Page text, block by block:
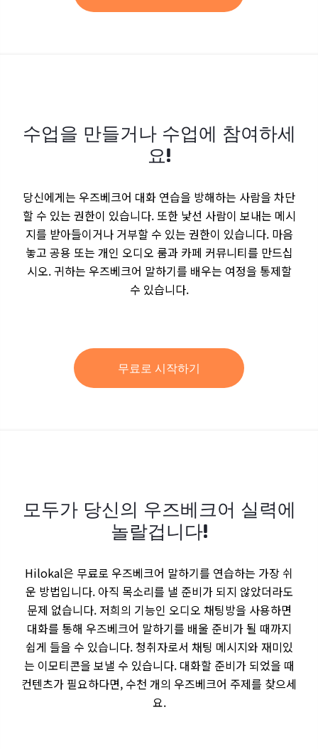
수업을 만들거나 수업에 참여하세
요!
당신에게는 우즈베크어 대화 연습을 방해하는 사람을 차단
할 수 있는 권한이 있습니다. 또한 낯선 사람이 보내는 메시
지를 받아들이거나 거부할 수 있는 권한이 있습니다. 마음
놓고 공용 또는 개인 오디오 룸과 카페 커뮤니티를 만드십
시오. 귀하는 우즈베크어 말하기를 배우는 여정을 통제할
수 있습니다.
무료로 시작하기
모두가 당신의 우즈베크어 실력에
놀랄겁니다!
Hilokal은 무료로 우즈베크어 말하기를 연습하는 가장 쉬
운 방법입니다. 아직 목소리를 낼 준비가 되지 않았더라도
문제 없습니다. 저희의 기능인 오디오 채팅방을 사용하면
대화를 통해 우즈베크어 말하기를 배울 준비가 될 때까지
쉽게 들을 수 있습니다. 청취자로서 채팅 메시지와 재미있
는 이모티콘을 보낼 수 있습니다. 대화할 준비가 되었을 때
컨텐츠가 필요하다면, 수천 개의 우즈베크어 주제를 찾으세
요.